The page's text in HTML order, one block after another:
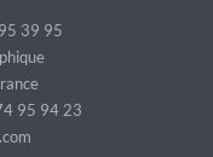
39 95
95 94 23